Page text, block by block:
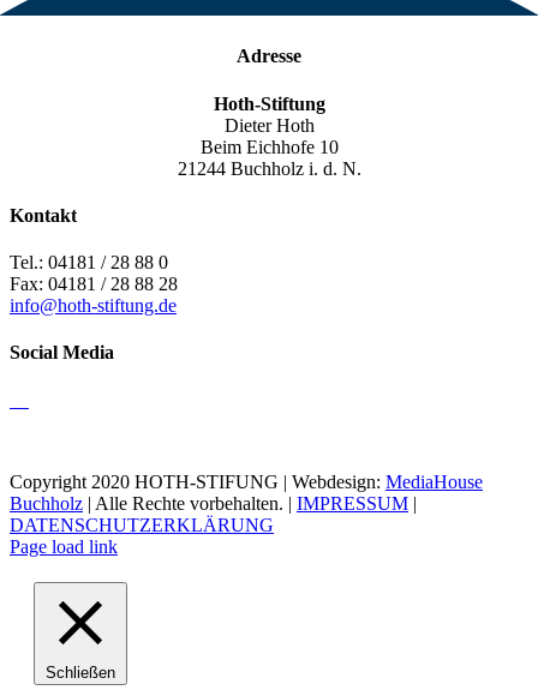
Adresse
Hoth-Stiftung
Dieter Hoth
Beim Eichhofe 10
21244 Buchholz i. d. N.
Kontakt
Tel.: 04181 / 28 88 0
Fax: 04181 / 28 88 28
info@hoth-stiftung.de
Social Media
Copyright 2020 HOTH-STIFUNG | Webdesign: MediaHouse
Buchholz | Alle Rechte vorbehalten. | IMPRESSUM |
DATENSCHUTZERKLÄRUNG
Page load link
Schließen